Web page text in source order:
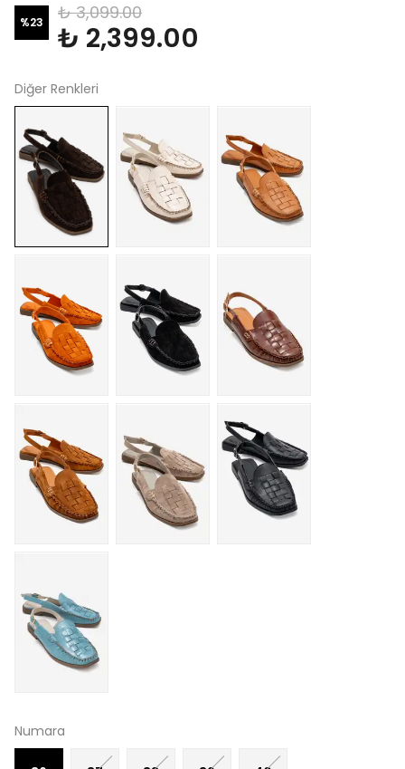
%23 ₺ 3,099.00
₺ 2,399.00
Diğer Renkleri
Numara